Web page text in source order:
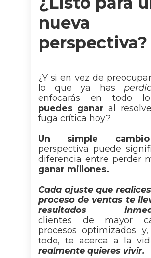
nueva
perspectiva?
¿Y si en vez de
lo que ya has
enfocarás en todo
puedes ganar al
fuga crítica hoy?
Un simple cambio
perspectiva puede
diferencia entre perder
ganar millones.
Cada ajuste que
proceso de ventas te
resultados
clientes de mayor
procesos optimizados y,
todo, te acerca a la
realmente quieres vivir.